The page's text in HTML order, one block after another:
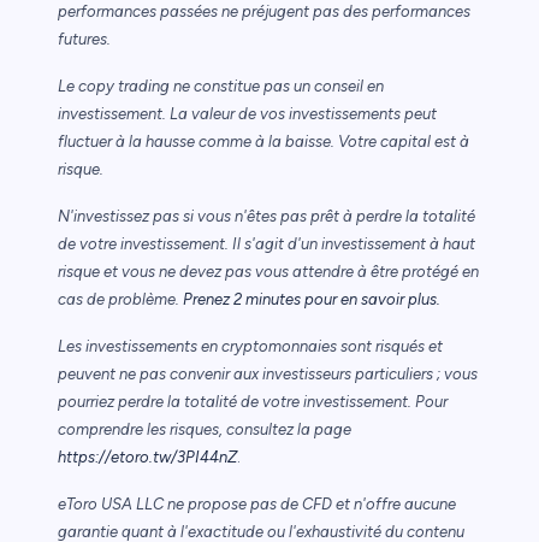
performances passées ne préjugent pas des performances
futures.
Le copy trading ne constitue pas un conseil en
investissement. La valeur de vos investissements peut
fluctuer à la hausse comme à la baisse. Votre capital est à
risque.
N'investissez pas si vous n'êtes pas prêt à perdre la totalité
de votre investissement. Il s'agit d'un investissement à haut
risque et vous ne devez pas vous attendre à être protégé en
cas de problème. Prenez 2 minutes pour en savoir plus.
Les investissements en cryptomonnaies sont risqués et
peuvent ne pas convenir aux investisseurs particuliers ; vous
pourriez perdre la totalité de votre investissement. Pour
comprendre les risques, consultez la page
https://etoro.tw/3PI44nZ.
eToro USA LLC ne propose pas de CFD et n'offre aucune
garantie quant à l'exactitude ou l'exhaustivité du contenu